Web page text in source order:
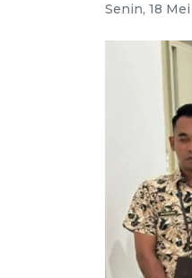
Senin, 18